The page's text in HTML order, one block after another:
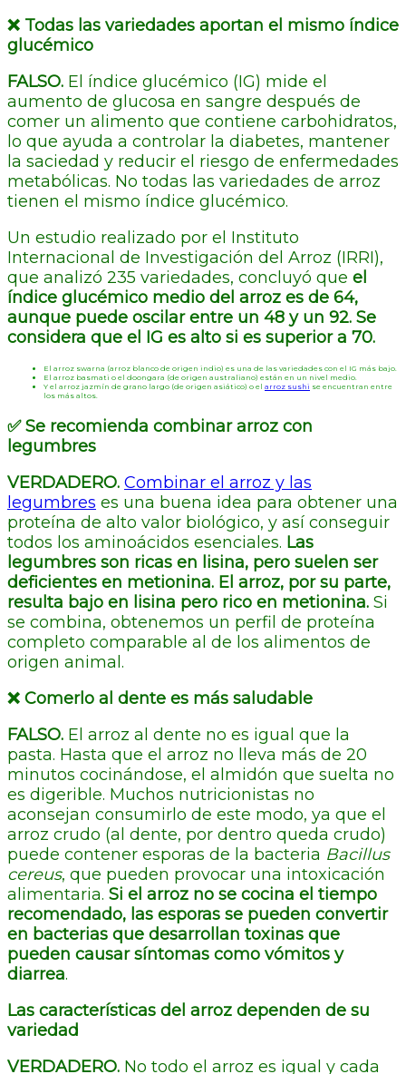
❌ Todas las variedades aportan el mismo índice
glucémico
FALSO. El índice glucémico (IG) mide el
aumento de glucosa en sangre después de
comer un alimento que contiene carbohidratos,
lo que ayuda a controlar la diabetes, mantener
la saciedad y reducir el riesgo de enfermedades
metabólicas. No todas las variedades de arroz
tienen el mismo índice glucémico.
Un estudio realizado por el Instituto
Internacional de Investigación del Arroz (IRRI),
que analizó 235 variedades, concluyó que el
índice glucémico medio del arroz es de 64,
aunque puede oscilar entre un 48 y un 92. Se
considera que el IG es alto si es superior a 70.
El arroz swarna (arroz blanco de origen indio) es una de las variedades con el IG más bajo.
El arroz basmati o el doongara (de origen australiano) están en un nivel medio.
Y el arroz jazmín de grano largo (de origen asiático) o el arroz sushi se encuentran entre
los más altos.
✅ Se recomienda combinar arroz con
legumbres
VERDADERO. Combinar el arroz y las
legumbres es una buena idea para obtener una
proteína de alto valor biológico, y así conseguir
todos los aminoácidos esenciales. Las
legumbres son ricas en lisina, pero suelen ser
deficientes en metionina. El arroz, por su parte,
resulta bajo en lisina pero rico en metionina. Si
se combina, obtenemos un perfil de proteína
completo comparable al de los alimentos de
origen animal.
❌ Comerlo al dente es más saludable
FALSO. El arroz al dente no es igual que la
pasta. Hasta que el arroz no lleva más de 20
minutos cocinándose, el almidón que suelta no
es digerible. Muchos nutricionistas no
aconsejan consumirlo de este modo, ya que el
arroz crudo (al dente, por dentro queda crudo)
puede contener esporas de la bacteria Bacillus
cereus, que pueden provocar una intoxicación
alimentaria. Si el arroz no se cocina el tiempo
recomendado, las esporas se pueden convertir
en bacterias que desarrollan toxinas que
pueden causar síntomas como vómitos y
diarrea.
Las características del arroz dependen de su
variedad
VERDADERO. No todo el arroz es igual y cada